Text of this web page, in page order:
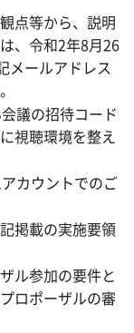
点等から、説明
、令和2年8月26
メールアドレス
議の招待コード
視聴環境を整え
カウントでのご
掲載の実施要領
ル参加の要件と
ロポーザルの審